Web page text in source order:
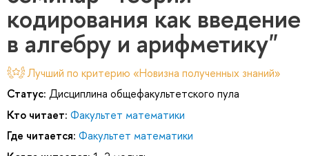
кодирования как введение
в алгебру и арифметику"
Лучший по критерию «Новизна полученных знаний»
Статус: Дисциплина общефакультетского пула
Кто читает: Факультет математики
Где читается: Факультет математики